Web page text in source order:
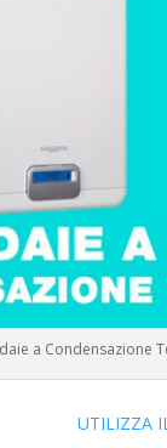
a Condensazione
UTILIZZA